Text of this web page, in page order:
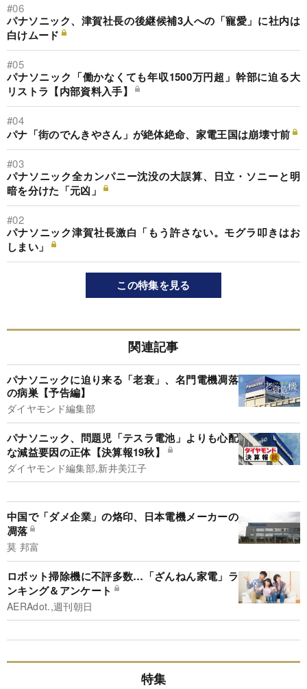
#06
パナソニック、津賀社長の後継候補3人への「寵愛」に社内は
白けムード
#05
パナソニック「働かなくても年収1500万円超」幹部に迫る大
リストラ【内部資料入手】
#04
パナ「街のでんきやさん」が絶体絶命、家電王国は崩壊寸前
#03
パナソニック全カンパニー沈没の大誤算、日立・ソニーと明
暗を分けた「元凶」
#02
パナソニック津賀社長激白「もう許さない。モグラ叩きはお
しまい」
この特集を見る
関連記事
パナソニックに迫り来る「老衰」、名門電機凋落
の病巣【予告編】
ダイヤモンド編集部
パナソニック、問題児「テスラ電池」よりも心配
な減益要因の正体【決算報19秋】
ダイヤモンド編集部,新井美江子
中国で「ダメ企業」の烙印、日本電機メーカーの
凋落
莫 邦富
ロボット掃除機に不評多数…「ざんねん家電」ラ
ンキング＆アンケート
AERAdot.,週刊朝日
特集